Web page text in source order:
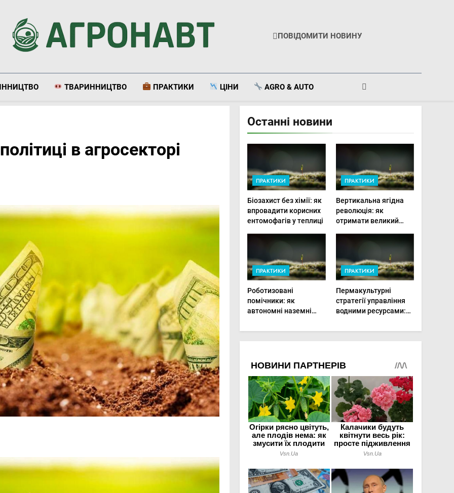
Агронавт
ПОВІДОМИТИ НОВИНУ
ТВАРИННИЦТВО ПРАКТИКИ ЦІНИ AGRO & AUTO
в агросекторі
Останні новини
ПРАКТИКИ
Біозахист без хімії: як
впровадити корисних
ентомофагів у теплиці
ПРАКТИКИ
Вертикальна ягідна
революція: як
отримати великий
мінімальній площі
ПРАКТИКИ
Роботизовані
помічники: як
автономні наземні
догляд за органічними
овочами
ПРАКТИКИ
Пермакультурні
стратегії управління
водними ресурсами:
господарство стійким
до посухи